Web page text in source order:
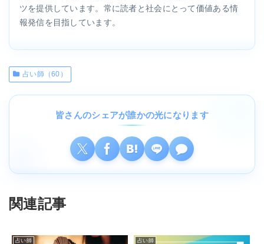
ツを提供しています。常に読者と社会にとって価値ある情
報発信を目指しています。
占い師（60）
皆さんのシェアが誰かの光になります
関連記事
占い師 占い師